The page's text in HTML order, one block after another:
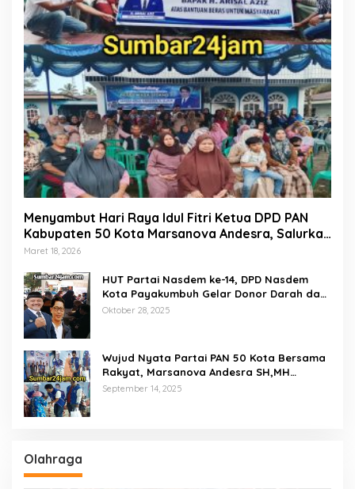
Menyambut Hari Raya Idul Fitri Ketua DPD PAN
Kabupaten 50 Kota Marsanova Andesra, Salurkan
Empat Ton Bantuan Beras Untuk Masyarakat
Maret 18, 2026
HUT Partai Nasdem ke-14, DPD Nasdem
Kota Payakumbuh Gelar Donor Darah dan
Pemeriksaan Kesehatan Gratis
Oktober 28, 2025
Wujud Nyata Partai PAN 50 Kota Bersama
Rakyat, Marsanova Andesra SH,MH
Salurkan 600 Karung Beras Untuk
September 14, 2025
Olahraga